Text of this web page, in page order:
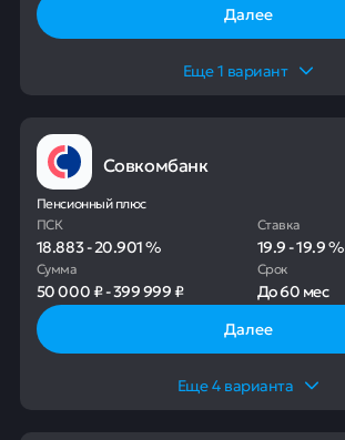
Далее
Еще1 вариант
Совкомбанк
Пенсионный плюс
ПСК
18.883-20.901%
Ставка
19.9-19.9%
Сумма
50 000 ₽-399 999 ₽
Срок
До60 мес
Далее
Еще4 варианта